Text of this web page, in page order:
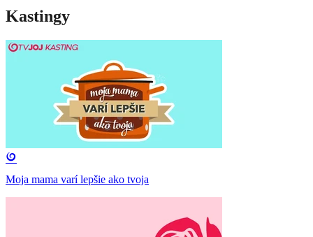
Kastingy
Moja mama varí lepšie ako tvoja